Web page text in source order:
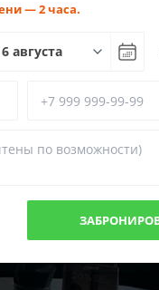
— 2 часа.